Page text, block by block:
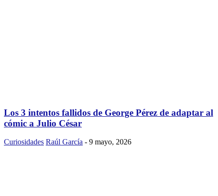
Los 3 intentos fallidos de George Pérez de adaptar al
cómic a Julio César
Curiosidades Raúl García - 9 mayo, 2026